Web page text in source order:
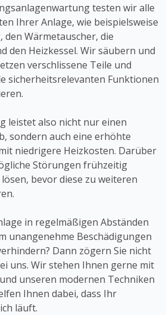
testen wir alle
Ihrer Anlage, wie beispielsweise
Wärmetauscher, die
den Heizkessel. Wir säubern und
verschlissene Teile und
sicherheitsrelevanten Funktionen
leistet also nicht nur einen
sondern auch eine erhöhte
niedrigere Heizkosten. Darüber
Störungen frühzeitig
bevor diese zu weiteren
in regelmäßigen Abständen
unangenehme Beschädigungen
Dann zögern Sie nicht
uns. Wir stehen Ihnen gerne mit
unseren modernen Techniken
Ihnen dabei, dass Ihr
läuft.